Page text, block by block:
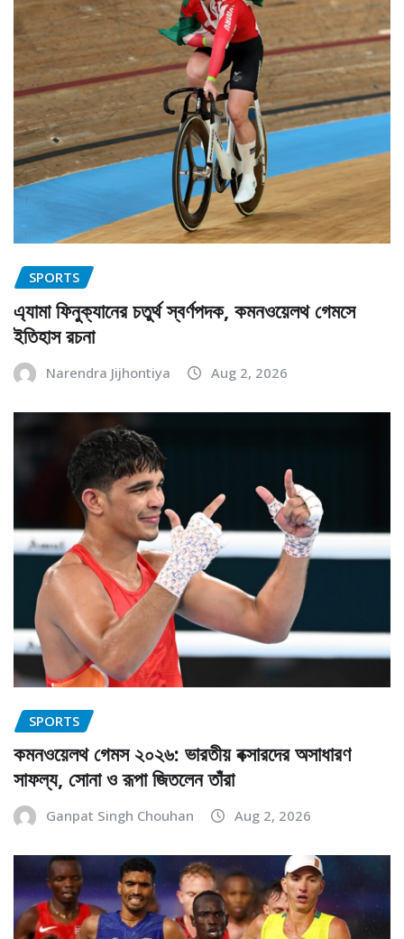
SPORTS
এ্যামা ফিনুক্যানের চতুর্থ স্বর্ণপদক, কমনওয়েলথ গেমসে
ইতিহাস রচনা
Narendra Jijhontiya Aug 2, 2026
SPORTS
কমনওয়েলথ গেমস ২০২৬: ভারতীয় বক্সারদের অসাধারণ
সাফল্য, সোনা ও রূপা জিতলেন তাঁরা
Ganpat Singh Chouhan Aug 2, 2026